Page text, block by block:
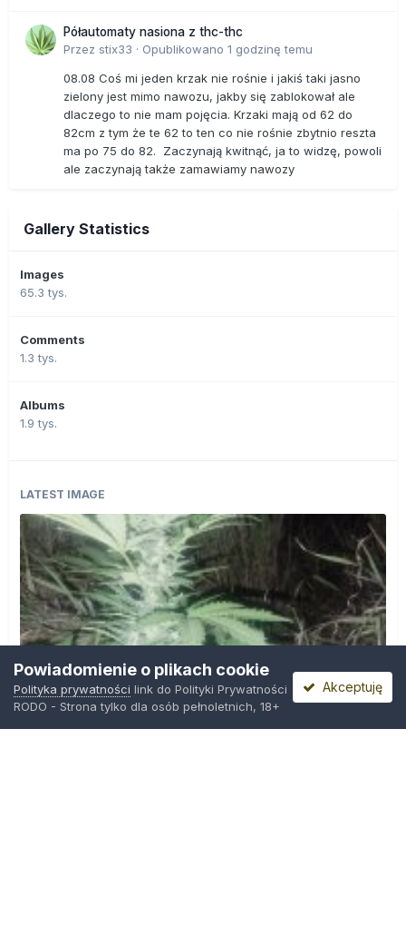
Półautomaty nasiona z thc-thc
Przez stix33 · Opublikowano 1 godzinę temu
08.08 Coś mi jeden krzak nie rośnie i jakiś taki jasno
zielony jest mimo nawozu, jakby się zablokował ale
dlaczego to nie mam pojęcia. Krzaki mają od 62 do
82cm z tym że te 62 to ten co nie rośnie zbytnio reszta
ma po 75 do 82. Zaczynają kwitnąć, ja to widzę, powoli
ale zaczynają także zamawiamy nawozy
Gallery Statistics
Images
65.3 tys.
Comments
1.3 tys.
Albums
1.9 tys.
LATEST IMAGE
Powiadomienie o plikach cookie
Polityka prywatności link do Polityki Prywatności
RODO - Strona tylko dla osób pełnoletnich, 18+
Akceptuję